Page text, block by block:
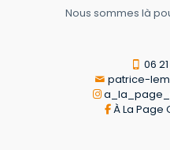
Nous sommes là
06
patrice-
À La Page